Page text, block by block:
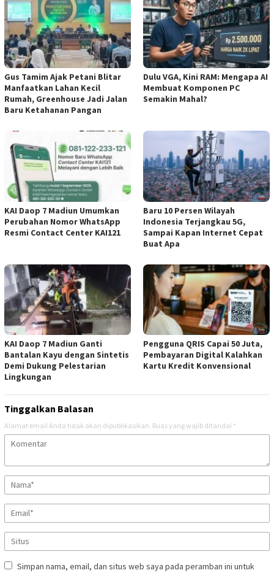
Gus Tamim Ajak Petani Blitar
Manfaatkan Lahan Kecil
Rumah, Greenhouse Jadi Jalan
Baru Ketahanan Pangan
Dulu VGA, Kini RAM: Mengapa AI
Membuat Komponen PC
Semakin Mahal?
KAI Daop 7 Madiun Umumkan
Perubahan Nomor WhatsApp
Resmi Contact Center KAI121
Baru 10 Persen Wilayah
Indonesia Terjangkau 5G,
Sampai Kapan Internet Cepat
Buat Apa
KAI Daop 7 Madiun Ganti
Bantalan Kayu dengan Sintetis
Demi Dukung Pelestarian
Lingkungan
Pengguna QRIS Capai 50 Juta,
Pembayaran Digital Kalahkan
Kartu Kredit Konvensional
Tinggalkan Balasan
Alamat email Anda tidak akan dipublikasikan. Ruas yang wajib ditandai *
Simpan nama, email, dan situs web saya pada peramban ini untuk